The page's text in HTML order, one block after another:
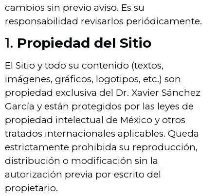
cambios sin previo aviso. Es su
responsabilidad revisarlos periódicamente.
1. Propiedad del Sitio
El Sitio y todo su contenido (textos,
imágenes, gráficos, logotipos, etc.) son
propiedad exclusiva del Dr. Xavier Sánchez
García y están protegidos por las leyes de
propiedad intelectual de México y otros
tratados internacionales aplicables. Queda
estrictamente prohibida su reproducción,
distribución o modificación sin la
autorización previa por escrito del
propietario.